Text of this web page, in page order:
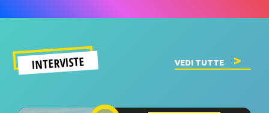
INTERVISTE VEDI TUTTE